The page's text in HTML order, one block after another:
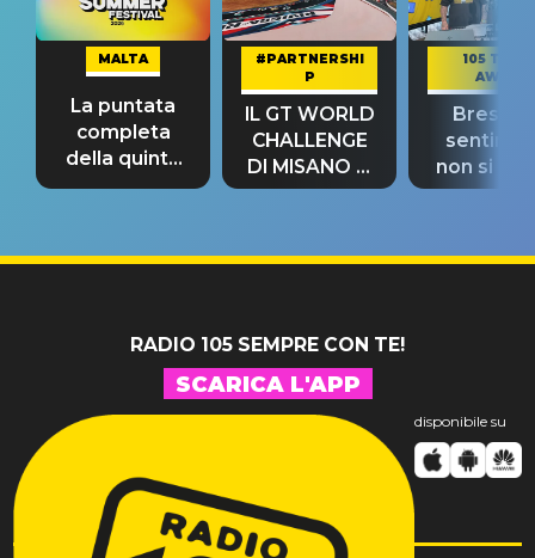
MALTA
La puntata
completa
della quinta
tappa
#PARTNERSHI
P
IL GT WORLD
CHALLENGE
DI MISANO si
riconferma
105 TAKE
AWAY
Bresh:
non si
fino alla
RADIO 105 SEMPRE CON TE!
SCARICA L'APP
disponibile su